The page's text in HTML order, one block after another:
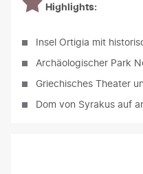
Highlights:
Insel Ortigia mit
Archäologischer Park
Griechisches Theater
Dom von Syrakus auf